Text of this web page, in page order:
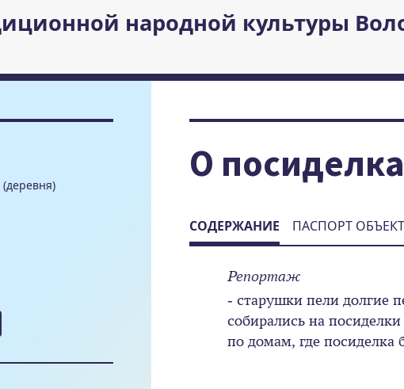
народной культуры
О
СОДЕРЖАНИЕ ПАСПОРТ
Репортаж
- старушки пели долгие
собирались на
по домам, где посиделка